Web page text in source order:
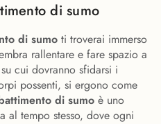
di sumo
di sumo ti troverai immerso
rallentare e fare spazio a
cui dovranno sfidarsi i
possenti, si ergono come
di sumo è uno
al tempo stesso, dove ogni